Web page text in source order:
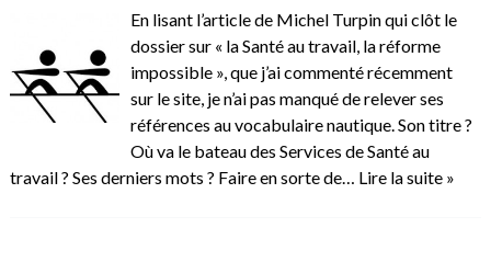
En lisant l’article de Michel Turpin qui clôt le
dossier sur « la Santé au travail, la réforme
impossible », que j’ai commenté récemment
sur le site, je n’ai pas manqué de relever ses
références au vocabulaire nautique. Son titre ?
Où va le bateau des Services de Santé au
travail ? Ses derniers mots ? Faire en sorte de… Lire la suite »